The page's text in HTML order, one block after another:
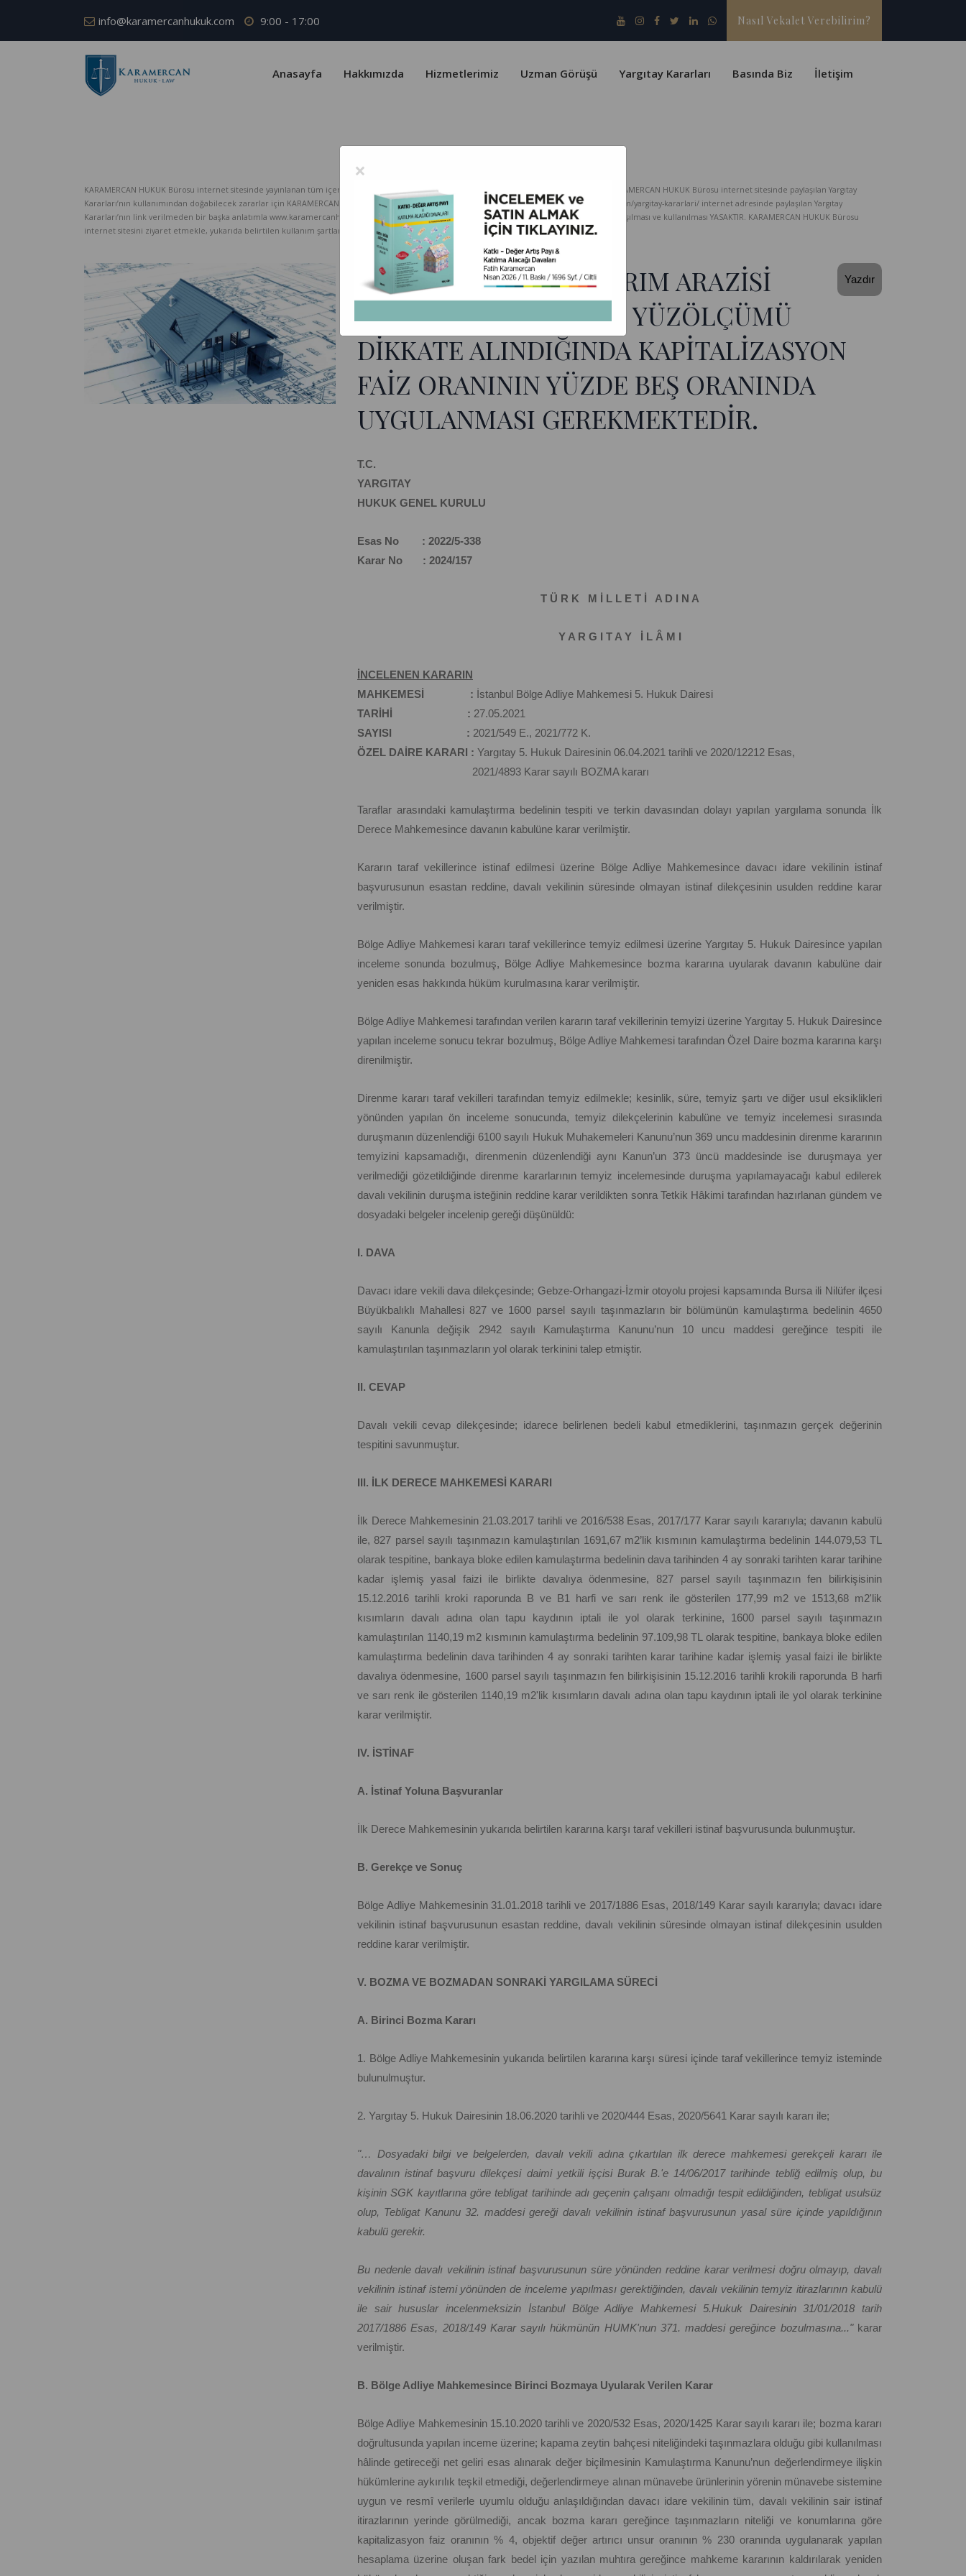
info@karamercanhukuk.com 9:00 - 17:00 Nasıl Vekalet Verebilirim?
Anasayfa Hakkımızda Hizmetlerimiz Uzman Görüşü Yargıtay Kararları Basında Biz İletişim
KARAMERCAN HUKUK Bürosu internet sitesinde yayınlanan tüm içerik telif yasaları ve Türk Patent Enstitüsü kapsamında koruma altındadır. KARAMERCAN HUKUK Bürosu internet sitesinde paylaşılan Yargıtay
Kararları’nın kullanımından doğabilecek zararlar için KARAMERCAN HUKUK Bürosu hiçbir sorumluluk kabul etmez. www.karamercanhukuk.com/yargitay-kararlari/ internet adresinde paylaşılan Yargıtay
Kararları’nın link verilmeden bir başka anlatımla www.karamercanhukuk.com internet adresinden alındığı belirtilmeksizin kopyalanması, paylaşılması ve kullanılması YASAKTIR. KARAMERCAN HUKUK Bürosu
internet sitesini ziyaret etmekle, yukarıda belirtilen kullanım şartlarını kabul etmiş sayılırsınız.
Yazdır
TAŞINMAZIN KURU TARIM ARAZİSİ
NİTELİĞİ, KONUMU VE YÜZÖLÇÜMÜ
DİKKATE ALINDIĞINDA KAPİTALİZASYON
FAİZ ORANININ YÜZDE BEŞ ORANINDA
UYGULANMASI GEREKMEKTEDİR.
T.C.
YARGITAY
HUKUK GENEL KURULU
Esas No : 2022/5-338
Karar No : 2024/157
T Ü R K M İ L L E T İ A D I N A
Y A R G I T A Y İ L Â M I
İNCELENEN KARARIN
MAHKEMESİ : İstanbul Bölge Adliye Mahkemesi 5. Hukuk Dairesi
TARİHİ : 27.05.2021
SAYISI : 2021/549 E., 2021/772 K.
ÖZEL DAİRE KARARI : Yargıtay 5. Hukuk Dairesinin 06.04.2021 tarihli ve 2020/12212 Esas,
2021/4893 Karar sayılı BOZMA kararı
Taraflar arasındaki kamulaştırma bedelinin tespiti ve terkin davasından dolayı yapılan yargılama sonunda İlk
Derece Mahkemesince davanın kabulüne karar verilmiştir.
Kararın taraf vekillerince istinaf edilmesi üzerine Bölge Adliye Mahkemesince davacı idare vekilinin istinaf
başvurusunun esastan reddine, davalı vekilinin süresinde olmayan istinaf dilekçesinin usulden reddine karar
verilmiştir.
Bölge Adliye Mahkemesi kararı taraf vekillerince temyiz edilmesi üzerine Yargıtay 5. Hukuk Dairesince yapılan
inceleme sonunda bozulmuş, Bölge Adliye Mahkemesince bozma kararına uyularak davanın kabulüne dair
yeniden esas hakkında hüküm kurulmasına karar verilmiştir.
Bölge Adliye Mahkemesi tarafından verilen kararın taraf vekillerinin temyizi üzerine Yargıtay 5. Hukuk Dairesince
yapılan inceleme sonucu tekrar bozulmuş, Bölge Adliye Mahkemesi tarafından Özel Daire bozma kararına karşı
direnilmiştir.
Direnme kararı taraf vekilleri tarafından temyiz edilmekle; kesinlik, süre, temyiz şartı ve diğer usul eksiklikleri
yönünden yapılan ön inceleme sonucunda, temyiz dilekçelerinin kabulüne ve temyiz incelemesi sırasında
duruşmanın düzenlendiği 6100 sayılı Hukuk Muhakemeleri Kanunu’nun 369 uncu maddesinin direnme kararının
temyizini kapsamadığı, direnmenin düzenlendiği aynı Kanun’un 373 üncü maddesinde ise duruşmaya yer
verilmediği gözetildiğinde direnme kararlarının temyiz incelemesinde duruşma yapılamayacağı kabul edilerek
davalı vekilinin duruşma isteğinin reddine karar verildikten sonra Tetkik Hâkimi tarafından hazırlanan gündem ve
dosyadaki belgeler incelenip gereği düşünüldü:
I. DAVA
Davacı idare vekili dava dilekçesinde; Gebze-Orhangazi-İzmir otoyolu projesi kapsamında Bursa ili Nilüfer ilçesi
Büyükbalıklı Mahallesi 827 ve 1600 parsel sayılı taşınmazların bir bölümünün kamulaştırma bedelinin 4650
sayılı Kanunla değişik 2942 sayılı Kamulaştırma Kanunu’nun 10 uncu maddesi gereğince tespiti ile
kamulaştırılan taşınmazların yol olarak terkinini talep etmiştir.
II. CEVAP
Davalı vekili cevap dilekçesinde; idarece belirlenen bedeli kabul etmediklerini, taşınmazın gerçek değerinin
tespitini savunmuştur.
III. İLK DERECE MAHKEMESİ KARARI
İlk Derece Mahkemesinin 21.03.2017 tarihli ve 2016/538 Esas, 2017/177 Karar sayılı kararıyla; davanın kabulü
ile, 827 parsel sayılı taşınmazın kamulaştırılan 1691,67 m2’lik kısmının kamulaştırma bedelinin 144.079,53 TL
olarak tespitine, bankaya bloke edilen kamulaştırma bedelinin dava tarihinden 4 ay sonraki tarihten karar tarihine
kadar işlemiş yasal faizi ile birlikte davalıya ödenmesine, 827 parsel sayılı taşınmazın fen bilirkişisinin
15.12.2016 tarihli kroki raporunda B ve B1 harfi ve sarı renk ile gösterilen 177,99 m2 ve 1513,68 m2'lik
kısımların davalı adına olan tapu kaydının iptali ile yol olarak terkinine, 1600 parsel sayılı taşınmazın
kamulaştırılan 1140,19 m2 kısmının kamulaştırma bedelinin 97.109,98 TL olarak tespitine, bankaya bloke edilen
kamulaştırma bedelinin dava tarihinden 4 ay sonraki tarihten karar tarihine kadar işlemiş yasal faizi ile birlikte
davalıya ödenmesine, 1600 parsel sayılı taşınmazın fen bilirkişisinin 15.12.2016 tarihli krokili raporunda B harfi
ve sarı renk ile gösterilen 1140,19 m2'lik kısımların davalı adına olan tapu kaydının iptali ile yol olarak terkinine
karar verilmiştir.
IV. İSTİNAF
A. İstinaf Yoluna Başvuranlar
İlk Derece Mahkemesinin yukarıda belirtilen kararına karşı taraf vekilleri istinaf başvurusunda bulunmuştur.
B. Gerekçe ve Sonuç
Bölge Adliye Mahkemesinin 31.01.2018 tarihli ve 2017/1886 Esas, 2018/149 Karar sayılı kararıyla; davacı idare
vekilinin istinaf başvurusunun esastan reddine, davalı vekilinin süresinde olmayan istinaf dilekçesinin usulden
reddine karar verilmiştir.
V. BOZMA VE BOZMADAN SONRAKİ YARGILAMA SÜRECİ
A. Birinci Bozma Kararı
1. Bölge Adliye Mahkemesinin yukarıda belirtilen kararına karşı süresi içinde taraf vekillerince temyiz isteminde
bulunulmuştur.
2. Yargıtay 5. Hukuk Dairesinin 18.06.2020 tarihli ve 2020/444 Esas, 2020/5641 Karar sayılı kararı ile;
"… Dosyadaki bilgi ve belgelerden, davalı vekili adına çıkartılan ilk derece mahkemesi gerekçeli kararı ile
davalının istinaf başvuru dilekçesi daimi yetkili işçisi Burak B.'e 14/06/2017 tarihinde tebliğ edilmiş olup, bu
kişinin SGK kayıtlarına göre tebligat tarihinde adı geçenin çalışanı olmadığı tespit edildiğinden, tebligat usulsüz
olup, Tebligat Kanunu 32. maddesi gereği davalı vekilinin istinaf başvurusunun yasal süre içinde yapıldığının
kabulü gerekir.
Bu nedenle davalı vekilinin istinaf başvurusunun süre yönünden reddine karar verilmesi doğru olmayıp, davalı
vekilinin istinaf istemi yönünden de inceleme yapılması gerektiğinden, davalı vekilinin temyiz itirazlarının kabulü
ile sair hususlar incelenmeksizin İstanbul Bölge Adliye Mahkemesi 5.Hukuk Dairesinin 31/01/2018 tarih
2017/1886 Esas, 2018/149 Karar sayılı hükmünün HUMK'nun 371. maddesi gereğince bozulmasına..."karar
verilmiştir.
B. Bölge Adliye Mahkemesince Birinci Bozmaya Uyularak Verilen Karar
Bölge Adliye Mahkemesinin 15.10.2020 tarihli ve 2020/532 Esas, 2020/1425 Karar sayılı kararı ile; bozma kararı
doğrultusunda yapılan inceme üzerine; kapama zeytin bahçesi niteliğindeki taşınmazlara olduğu gibi kullanılması
hâlinde getireceği net geliri esas alınarak değer biçilmesinin Kamulaştırma Kanunu’nun değerlendirmeye ilişkin
hükümlerine aykırılık teşkil etmediği, değerlendirmeye alınan münavebe ürünlerinin yörenin münavebe sistemine
uygun ve resmî verilerle uyumlu olduğu anlaşıldığından davacı idare vekilinin tüm, davalı vekilinin sair istinaf
itirazlarının yerinde görülmediği, ancak bozma kararı gereğince taşınmazların niteliği ve konumlarına göre
kapitalizasyon faiz oranının % 4, objektif değer artırıcı unsur oranının % 230 oranında uygulanarak yapılan
hesaplama üzerine oluşan fark bedel için yazılan muhtıra gereğince mahkeme kararının kaldırılarak yeniden
×